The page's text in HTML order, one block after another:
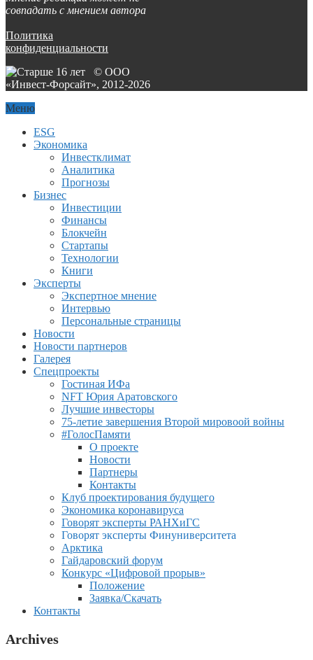
совпадать с мнением автора
Политика
конфиденциальности
© ООО
«Инвест-Форсайт», 2012-2026
Меню
ESG
Экономика
Инвестклимат
Аналитика
Прогнозы
Бизнес
Инвестиции
Финансы
Блокчейн
Стартапы
Технологии
Книги
Эксперты
Экспертное мнение
Интервью
Персональные страницы
Новости
Новости партнеров
Галерея
Спецпроекты
Гостиная ИФа
NFT Юрия Аратовского
Лучшие инвесторы
75-летие завершения Второй мировоой войны
#ГолосПамяти
О проекте
Новости
Партнеры
Контакты
Клуб проектирования будущего
Экономика коронавируса
Говорят эксперты РАНХиГС
Говорят эксперты Финуниверситета
Арктика
Гайдаровский форум
Конкурс «Цифровой прорыв»
Положение
Заявка/Скачать
Контакты
Archives